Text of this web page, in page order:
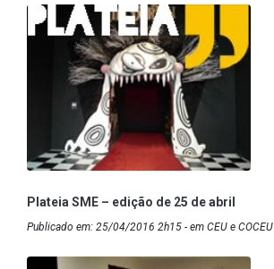
Plateia SME – edição de 25 de abril
Publicado em: 25/04/2016 2h15 - em CEU e COCEU